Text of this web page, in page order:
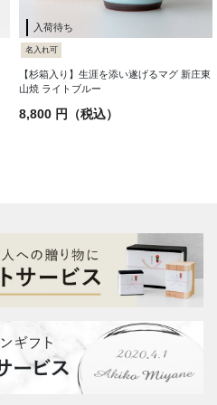
入荷待ち
名入れ可
【杉箱入り】生涯を添い遂げるマグ 新庄東
山焼 ライトブルー
8,800 円（税込）